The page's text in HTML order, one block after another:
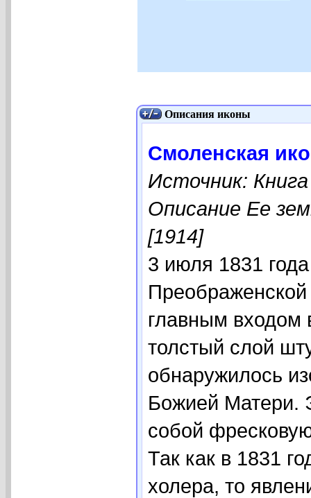
Описания иконы
Смоленская
Источник:
Описание Ее
[1914]
3 июля 1831
главным входом
толстый слой
обнаружилось
Божией Матери.
собой
Так как в 1831
холера, то